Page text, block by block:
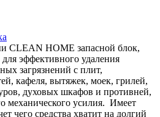
CLEAN HOME запасной блок,
эффективного удаления
загрязнений с плит,
кафеля, вытяжек, моек, грилей,
духовых шкафов и противней,
механического усилия. Имеет
чего средства хватит на долгий